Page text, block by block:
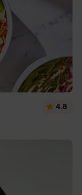
4.8